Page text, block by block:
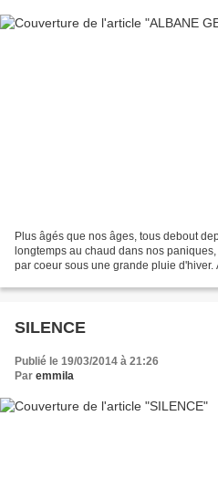
Plus âgés que nos âges, tous debout
longtemps au chaud dans nos
par coeur sous une grande pluie
SILENCE
Publié le 19/03/2014 à 21:26
Par emmila